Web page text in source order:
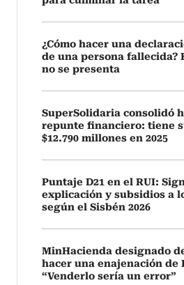
¿Cómo hacer una
de una persona fallecida?
no se presenta
SuperSolidaria consolidó
repunte financiero: tiene
$12.790 millones en 2025
Puntaje D21 en el RUI:
explicación y subsidios a
según el Sisbén 2026
MinHacienda designado
hacer una enajenación de
“Venderlo sería un error”